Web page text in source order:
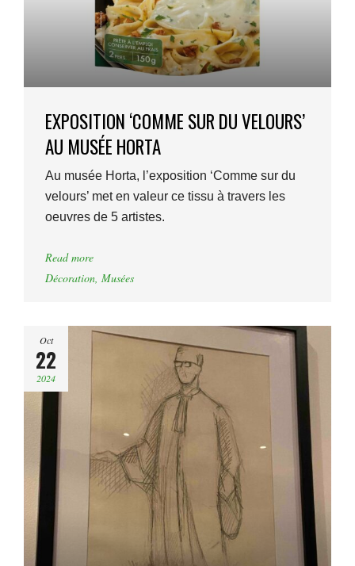
EXPOSITION ‘COMME SUR DU VELOURS’
AU MUSÉE HORTA
Au musée Horta, l’exposition ‘Comme sur du
velours’ met en valeur ce tissu à travers les
oeuvres de 5 artistes.
Read more
Décoration, Musées
Oct
22
2024